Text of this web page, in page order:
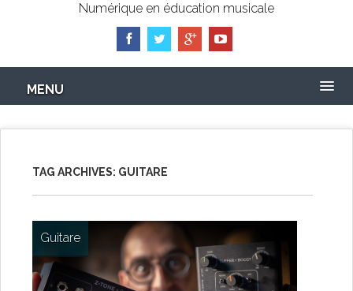
Numérique en éducation musicale
MENU
TAG ARCHIVES: GUITARE
Guitare